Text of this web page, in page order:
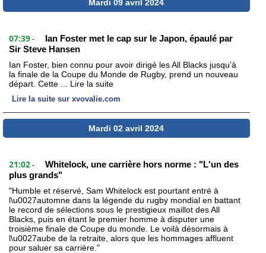
Mardi 09 avril 2024
07:39 -
Ian Foster met le cap sur le Japon, épaulé par
Sir Steve Hansen
Ian Foster, bien connu pour avoir dirigé les All Blacks jusqu’à
la finale de la Coupe du Monde de Rugby, prend un nouveau
départ. Cette ... Lire la suite
Lire la suite sur xvovalie.com
Mardi 02 avril 2024
21:02 -
Whitelock, une carrière hors norme : "L'un des
plus grands"
"Humble et réservé, Sam Whitelock est pourtant entré à
l\u0027automne dans la légende du rugby mondial en battant
le record de sélections sous le prestigieux maillot des All
Blacks, puis en étant le premier homme à disputer une
troisième finale de Coupe du monde. Le voilà désormais à
l\u0027aube de la retraite, alors que les hommages affluent
pour saluer sa carrière."